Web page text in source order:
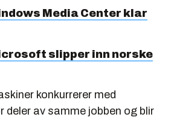
Media Center klar
slipper inn norske
konkurrerer med
deler av samme jobben og blir